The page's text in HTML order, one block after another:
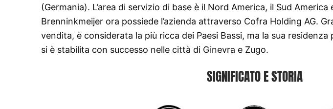
(Germania). L’area di servizio di base è il Nord America, il Sud America
Brenninkmeijer ora possiede l’azienda attraverso Cofra Holding AG.
vendita, è considerata la più ricca dei Paesi Bassi, ma la sua
si è stabilita con successo nelle città di Ginevra e Zugo.
SIGNIFICATO E STORIA